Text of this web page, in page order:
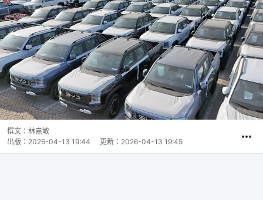
撰文： 林嘉敏
出版： 2026-04-13 19:44 更新： 2026-04-13 19:45